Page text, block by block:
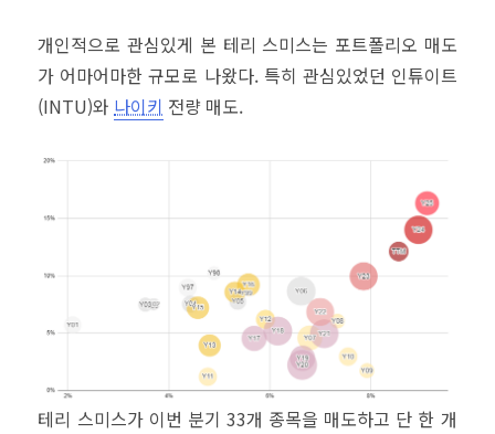
개인적으로 관심있게 본 테리 스미스는 포트폴리오 매도
가 어마어마한 규모로 나왔다. 특히 관심있었던 인튜이트
(INTU)와 나이키 전량 매도.
테리 스미스가 이번 분기 33개 종목을 매도하고 단 한 개